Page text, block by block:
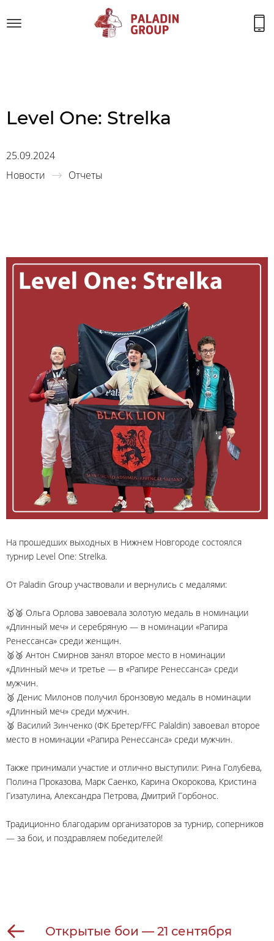
Level One: Strelka
25.09.2024
Новости
Отчеты
На прошедших выходных в Нижнем Новгороде состоялся
турнир Level One: Strelka.
От Paladin Group участвовали и вернулись с медалями:
🥇🥈 Ольга Орлова завоевала золотую медаль в номинации
«Длинный меч» и серебряную — в номинации «Рапира
Ренессанса» среди женщин.
🥈🥉 Антон Смирнов занял второе место в номинации
«Длинный меч» и третье — в «Рапире Ренессанса» среди
мужчин.
🥉 Денис Милонов получил бронзовую медаль в номинации
«Длинный меч» среди мужчин.
🥈 Василий Зинченко (ФК Бретер/FFC Palaldin) завоевал второе
место в номинации «Рапира Ренессанса» среди мужчин.
Также принимали участие и отлично выступили: Рина Голубева,
Полина Проказова, Марк Саенко, Карина Окорокова, Кристина
Гизатулина, Александра Петрова, Дмитрий Горбонос.
Традиционно благодарим организаторов за турнир, соперников
— за бои, и поздравляем победителей!
Открытые бои — 21 сентября